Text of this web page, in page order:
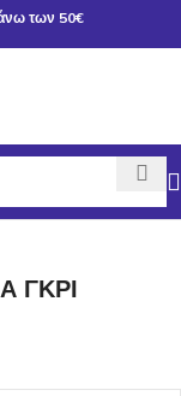
των 50€
ΠΑΡΑΛΙΑΣ
ΓΚΡΙ